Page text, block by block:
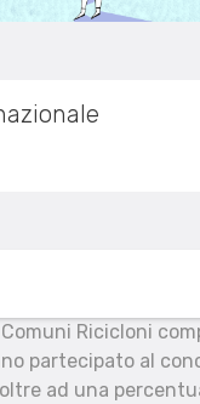
Ricicloni
partecipato al
ad una